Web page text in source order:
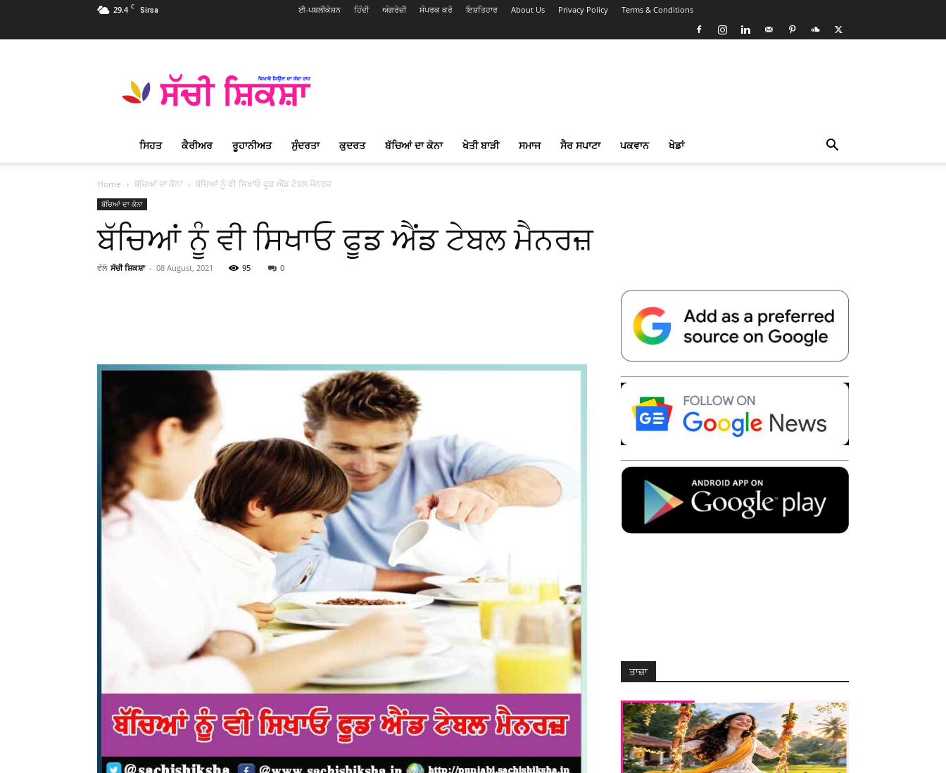
29.4 C Sirsa ਈ-ਪਬਲੀਕੇਸ਼ਨ ਹਿੰਦੀ ਅੰਗਰੇਜ਼ੀ ਸੰਪਰਕ ਕਰੋ ਇਸ਼ਤਿਹਾਰ About Us Privacy Policy Terms & Conditions
Shiksha
Punjabi
ਸ਼ਿਕਸ਼ਾ
ਪ੍ਰਸਿੱਧ
ਮੈਗਜ਼ੀਨ
ਸਿਹਤ ਕੈਰੀਅਰ ਰੂਹਾਨੀਅਤ ਸੁੰਦਰਤਾ ਕੁਦਰਤ ਬੱਚਿਆਂ ਦਾ ਕੋਨਾ ਖੇਤੀ ਬਾੜੀ ਸਮਾਜ ਸੈਰ ਸਪਾਟਾ ਪਕਵਾਨ ਖੇਡਾਂ
Home ਬੱਚਿਆਂ ਦਾ ਕੋਨਾ ਬੱਚਿਆਂ ਨੂੰ ਵੀ ਸਿਖਾਓ ਫੂਡ ਐਂਡ ਟੇਬਲ ਮੈਨਰਜ਼
ਬੱਚਿਆਂ ਦਾ ਕੋਨਾ
ਬੱਚਿਆਂ ਨੂੰ ਵੀ ਸਿਖਾਓ ਫੂਡ ਐਂਡ ਟੇਬਲ ਮੈਨਰਜ਼
ਵੱਲੋ ਸੱਚੀ ਸ਼ਿਕਸ਼ਾ - 08 August, 2021 95 0
Telegram Copy URL
ਤਾਜ਼ਾ